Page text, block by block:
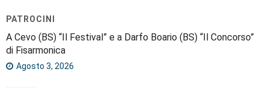
PATROCINI
A Cevo (BS) “Il Festival” e a Darfo Boario (BS) “Il Concorso”
di Fisarmonica
Agosto 3, 2026